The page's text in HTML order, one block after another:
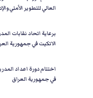
العالي للتطوير الأمني
برعاية اتحاد نقابات
الاتكيت في جمهورية
اختتام دورة اعداد
في جمهورية العراق